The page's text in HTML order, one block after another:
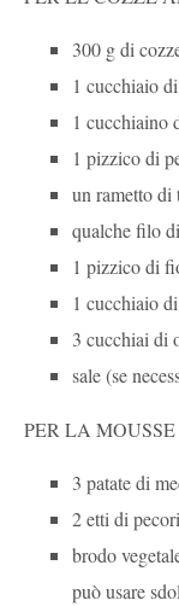
300 g di
1 cucchiaio
1 cucchiaino
1 pizzico di
un rametto di
qualche filo
1 pizzico di
1 cucchiaio
3 cucchiai di
sale (se
PER LA
3 patate di
2 etti di
brodo
può usare